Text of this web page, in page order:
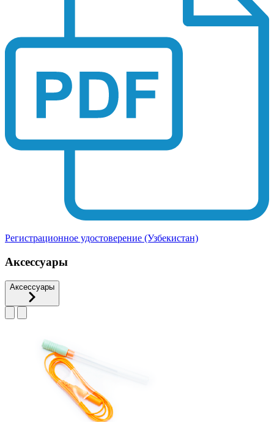
Регистрационное удостоверение (Узбекистан)
Аксессуары
Аксессуары